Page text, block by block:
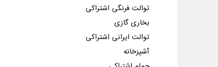
توالت فرنگی اشتراکی
بخاری گازی
توالت ایرانی اشتراکی
آشپزخانه